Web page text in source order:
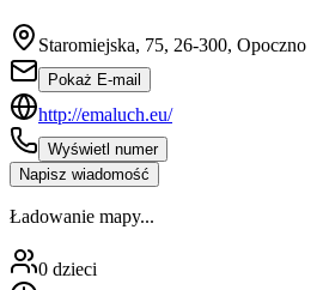
Staromiejska, 75, 26-300, Opoczno
Pokaż E-mail
http://emaluch.eu/
Wyświetl numer
Napisz wiadomość
Ładowanie mapy...
0 dzieci